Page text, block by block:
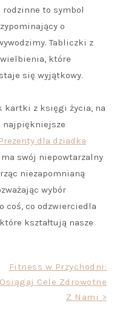
rodzinne to symbol
o
Tabliczki z
które
się wyjątkowy.
kartki z księgi życia, na
najpiękniejsze
Prezenty dla dziadka
swój niepowtarzalny
niezapomnianą
wybór
coś, co odzwierciedla
kształtują nasze
Fitness w Przychodni:
Osiągaj Cele Zdrowotne
Z Nami >